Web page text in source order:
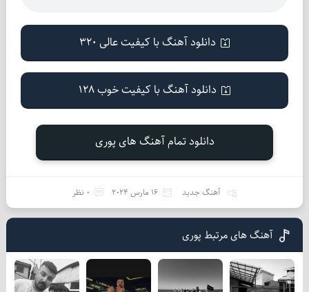
دانلود آهنگ با کیفیت عالی 320
دانلود آهنگ با کیفیت خوب 128
دانلود تمام آهنگ های پوری
آهنگ جدید 16 مارس 2024 0 نظر
آهنگ های مرتبط پوری